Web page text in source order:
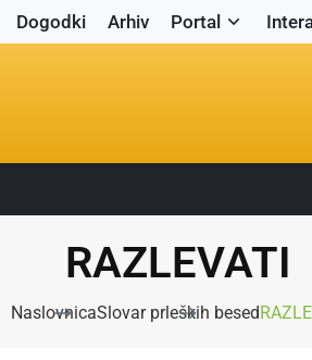
Dogodki Arhiv Portal
RAZLEVATI
NaslovnicaSlovar prleških besed